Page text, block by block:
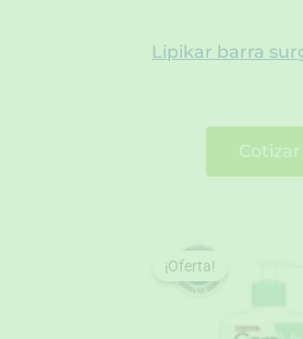
Lipikar barra
Cotizar
¡Oferta!
¡Oferta!